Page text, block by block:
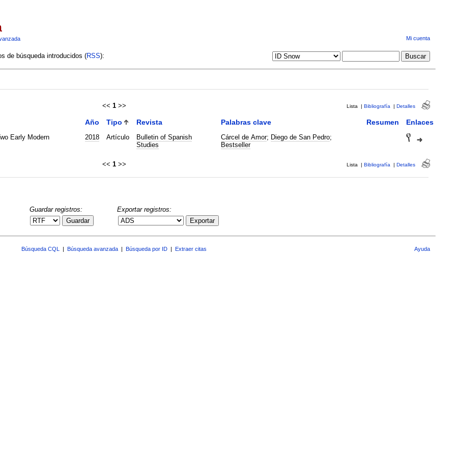
Mi cuenta
de búsqueda introducidos (RSS):
<< 1 >> Lista | Bibliografía | Detalles
Año Tipo Revista Palabras clave Resumen Enlaces
Early Modern
2018 Artículo
Bulletin of Spanish
Studies
Cárcel de Amor; Diego de San Pedro;
Bestseller
<< 1 >> Lista | Bibliografía | Detalles
Guardar registros:
Guardar
Exportar registros:
Exportar
Búsqueda CQL Búsqueda avanzada Búsqueda por ID Extraer citas Ayuda